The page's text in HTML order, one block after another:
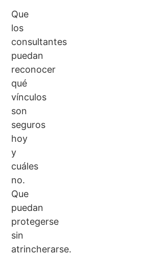
Que
los
consultantes
puedan
reconocer
qué
vínculos
son
seguros
hoy
y
cuáles
no.
Que
puedan
protegerse
sin
atrincherarse.